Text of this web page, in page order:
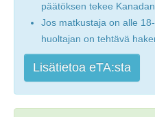
päätöksen tekee
Jos matkustaja on alle
huoltajan on tehtävä
Lisätietoa eTA:sta